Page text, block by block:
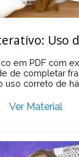
Uso
em PDF com
de completar
uso correto de há
Ver Material